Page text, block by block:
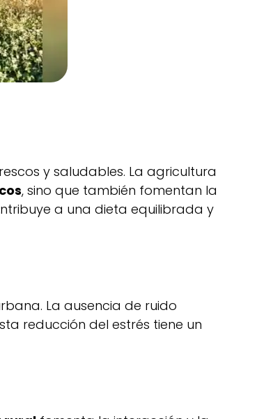
y saludables. La agricultura
, sino que también fomentan la
a una dieta equilibrada y
La ausencia de ruido
reducción del estrés tiene un